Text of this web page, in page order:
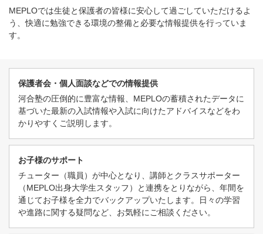
MEPLOでは生徒と保護者の皆様に安心して過ごしていただけるよ
う、快適に勉強できる環境の整備と必要な情報提供を行っていま
す。
保護者会・個人面談などでの情報提供
河合塾の圧倒的に豊富な情報、MEPLOの蓄積されたデータに
基づいた最新の入試情報や入試に向けたアドバイスなどをわ
かりやすくご説明します。
お子様のサポート
チューター（職員）が中心となり、講師とクラスサポーター
（MEPLO出身大学生スタッフ）と連携をとりながら、年間を
通じてお子様を全力でバックアップいたします。日々の学習
や進路に関する疑問など、お気軽にご相談ください。